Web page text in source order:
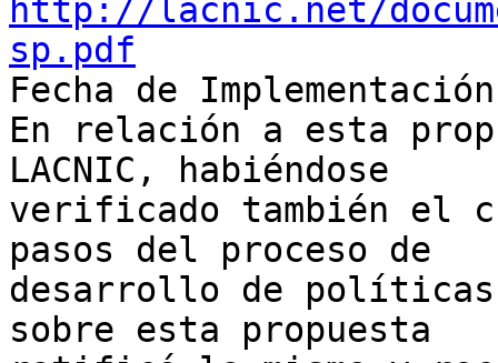
http://lacnic.net/
sp.pdf
Fecha de
En relación a esta
LACNIC, habiéndose
verificado también el
pasos del proceso de
desarrollo de políticas
sobre esta propuesta